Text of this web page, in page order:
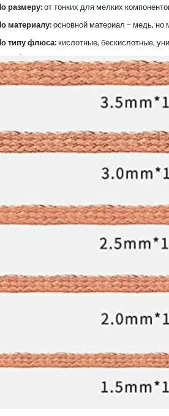
размеру:от тонких для мелких
материалу:основной материал – медь, но
типу флюса:кислотные, бескислотные,